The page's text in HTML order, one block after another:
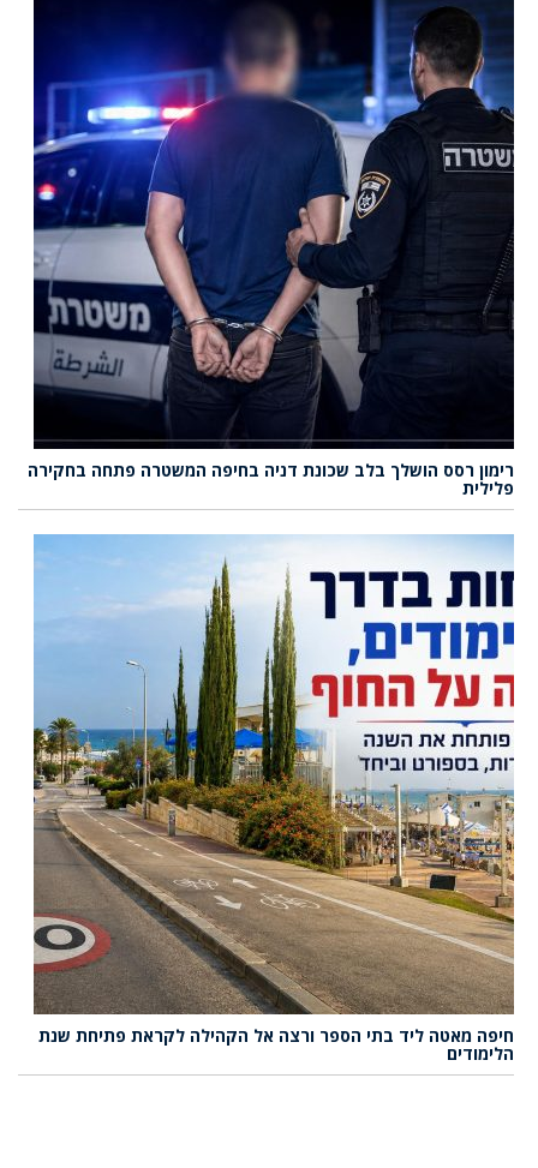
רימון רסס הושלך בלב שכונת דניה בחיפה המשטרה פתחה בחקירה
פלילית
חיפה מאטה ליד בתי הספר ורצה אל הקהילה לקראת פתיחת שנת
הלימודים